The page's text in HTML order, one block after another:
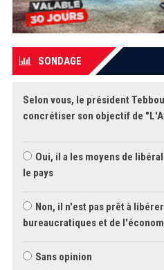
SONDAGE
Selon vous, le président
concrétiser son objectif de
Oui, il a les moyens de
le pays
Non, il n'est pas prêt à
bureaucratiques et de
Sans opinion